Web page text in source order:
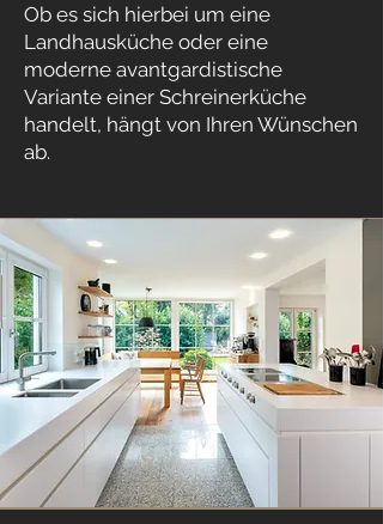
Ob es sich hierbei um eine
Landhausküche oder eine
moderne avantgardistische
Variante einer Schreinerküche
handelt, hängt von Ihren Wünschen
ab.